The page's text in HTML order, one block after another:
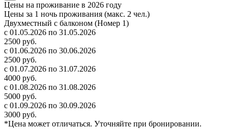
Цены на проживание в 2026 году
Цены за 1 ночь проживания (макс. 2 чел.)
Двухместный с балконом (Номер 1)
с 01.05.2026 по 31.05.2026
2500 руб.
с 01.06.2026 по 30.06.2026
2500 руб.
с 01.07.2026 по 31.07.2026
4000 руб.
с 01.08.2026 по 31.08.2026
5000 руб.
с 01.09.2026 по 30.09.2026
3000 руб.
*Цена может отличаться. Уточняйте при бронировании.